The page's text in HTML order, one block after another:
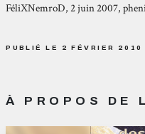
FéliXNemroD, 2 juin 2007,
PUBLIÉ LE 2 FÉVRIER 2010
À PROPOS DE